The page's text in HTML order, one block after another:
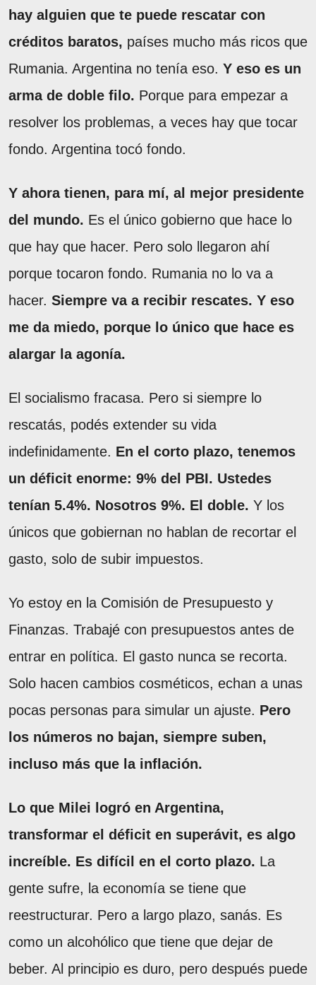
hay alguien que te puede rescatar con
créditos baratos, países mucho más ricos que
Rumania. Argentina no tenía eso. Y eso es un
arma de doble filo. Porque para empezar a
resolver los problemas, a veces hay que tocar
fondo. Argentina tocó fondo.
Y ahora tienen, para mí, al mejor presidente
del mundo. Es el único gobierno que hace lo
que hay que hacer. Pero solo llegaron ahí
porque tocaron fondo. Rumania no lo va a
hacer. Siempre va a recibir rescates. Y eso
me da miedo, porque lo único que hace es
alargar la agonía.
El socialismo fracasa. Pero si siempre lo
rescatás, podés extender su vida
indefinidamente. En el corto plazo, tenemos
un déficit enorme: 9% del PBI. Ustedes
tenían 5.4%. Nosotros 9%. El doble. Y los
únicos que gobiernan no hablan de recortar el
gasto, solo de subir impuestos.
Yo estoy en la Comisión de Presupuesto y
Finanzas. Trabajé con presupuestos antes de
entrar en política. El gasto nunca se recorta.
Solo hacen cambios cosméticos, echan a unas
pocas personas para simular un ajuste. Pero
los números no bajan, siempre suben,
incluso más que la inflación.
Lo que Milei logró en Argentina,
transformar el déficit en superávit, es algo
increíble. Es difícil en el corto plazo. La
gente sufre, la economía se tiene que
reestructurar. Pero a largo plazo, sanás. Es
como un alcohólico que tiene que dejar de
beber. Al principio es duro, pero después puede